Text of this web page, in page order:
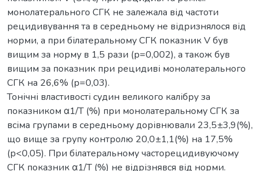
монолатерального СГК не залежала від частоти
рецидивування та в середньому не відризнялося від
норми, а при білатеральному СГК показник V був
вищим за норму в 1,5 рази (р=0,002), а також був
вищим за показник при рецидиві монолатерального
СГК на 26,6% (р=0,03).
Тонічні властивості судин великого калібру за
показником α1/Т (%) при монолатеральному СГК за
всіма групами в середньому дорівнювали 23,5±3,9(%),
що вище за групу контролю 20,0±1,1(%) на 17,5%
(р<0,05). При білатеральному часторецидивуючому
СГК показник α1/Т (%) не відрізнявся від норми.